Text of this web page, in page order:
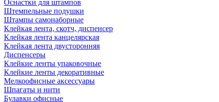
Оснастки для штампов
Штемпельные подушки
Штампы самонаборные
Клейкая лента, скотч, диспенсер
Клейкая лента канцелярская
Клейкая лента двусторонняя
Диспенсеры
Клейкие ленты упаковочные
Клейкие ленты декоративные
Мелкоофисные аксессуары
Шпагаты и нити
Булавки офисные